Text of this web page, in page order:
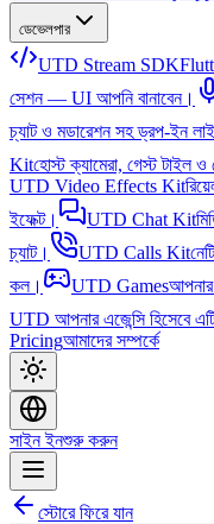
ডেভেলপার
UTD Stream SDK
সেশন — UI আপনি বানাবেন।
চ্যাট ও মডারেশন সহ ড্রপ-ইন
Kitহোস্ট ক্যামেরা, গেস্ট টাইল
UTD Video Effects Kit
ইফেক্ট।
UTD Chat Kit
চ্যাট।
UTD Calls Kit
কল।
UTD Games
UTD আপনার এজেন্সি হিসেবে
Pricingআমাদের সম্পর্কে
সাইন ইনশুরু করুন
স্টোরে ফিরে যান